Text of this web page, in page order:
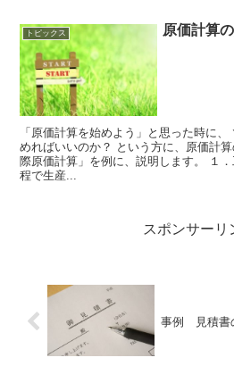
トピックス 原価計算
「原価計算を始めよう」と思った時に
めればいいのか？ という方に、原価計
際原価計算」を例に、説明します。 １
程で生産...
スポンサーリ
事例 見積書